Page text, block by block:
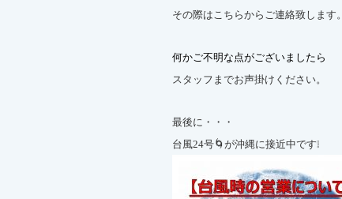
その際はこちらからご連絡致します。
何かご不明な点がございましたら
スタッフまでお声掛けください。
最後に・・・
台風24号🌀が沖縄に接近中です❕